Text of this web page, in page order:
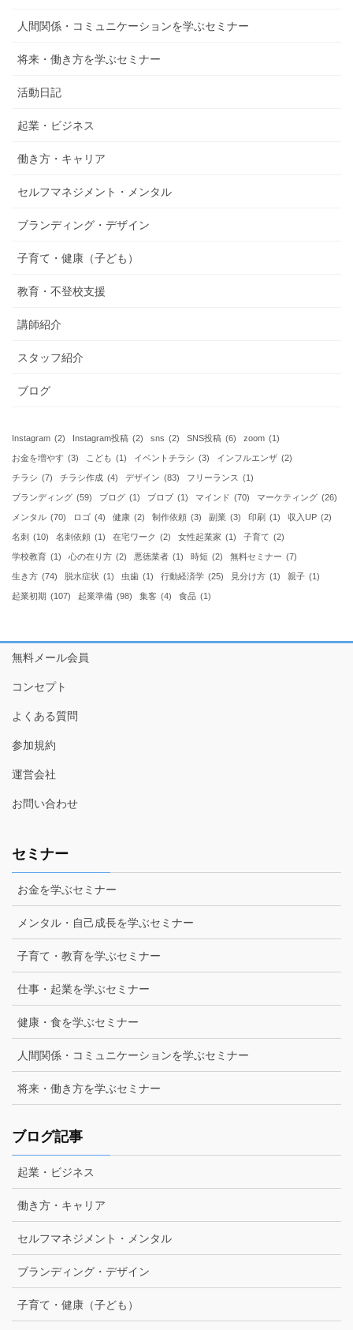
人間関係・コミュニケーションを学ぶセミナー
将来・働き方を学ぶセミナー
活動日記
起業・ビジネス
働き方・キャリア
セルフマネジメント・メンタル
ブランディング・デザイン
子育て・健康（子ども）
教育・不登校支援
講師紹介
スタッフ紹介
ブログ
Instagram (2) Instagram投稿 (2) sns (2) SNS投稿 (6) zoom (1)
お金を増やす (3) こども (1) イベントチラシ (3) インフルエンザ (2)
チラシ (7) チラシ作成 (4) デザイン (83) フリーランス (1)
ブランディング (59) ブログ (1) ブロブ (1) マインド (70) マーケティング (26)
メンタル (70) ロゴ (4) 健康 (2) 制作依頼 (3) 副業 (3) 印刷 (1) 収入UP (2)
名刺 (10) 名刺依頼 (1) 在宅ワーク (2) 女性起業家 (1) 子育て (2)
学校教育 (1) 心の在り方 (2) 悪徳業者 (1) 時短 (2) 無料セミナー (7)
生き方 (74) 脱水症状 (1) 虫歯 (1) 行動経済学 (25) 見分け方 (1) 親子 (1)
起業初期 (107) 起業準備 (98) 集客 (4) 食品 (1)
無料メール会員
コンセプト
よくある質問
参加規約
運営会社
お問い合わせ
セミナー
お金を学ぶセミナー
メンタル・自己成長を学ぶセミナー
子育て・教育を学ぶセミナー
仕事・起業を学ぶセミナー
健康・食を学ぶセミナー
人間関係・コミュニケーションを学ぶセミナー
将来・働き方を学ぶセミナー
ブログ記事
起業・ビジネス
働き方・キャリア
セルフマネジメント・メンタル
ブランディング・デザイン
子育て・健康（子ども）